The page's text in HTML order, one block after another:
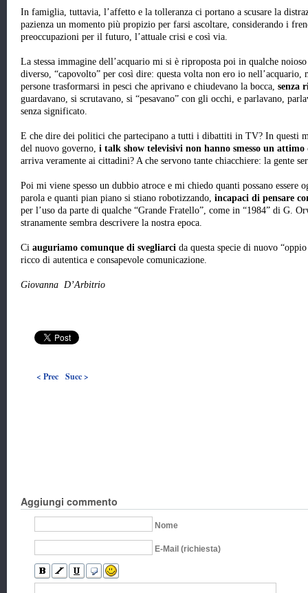
In famiglia, tuttavia, l’affetto e la tolleranza ci portano a scusare la
pazienza un momento più propizio per farsi ascoltare, considerando i
preoccupazioni per il futuro, l’attuale crisi e così via.
La stessa immagine dell’acquario mi si è riproposta poi in qualche
diverso, “capovolto” per così dire: questa volta non ero io
persone trasformarsi in pesci che aprivano e chiudevano la bocca, senza
guardavano, si scrutavano, si “pesavano” con gli occhi, e parlavano,
senza significato.
E che dire dei politici che partecipano a tutti i dibattiti in TV? In questi
del nuovo governo, i talk show televisivi non hanno smesso un
arriva veramente ai cittadini? A che servono tante chiacchiere: la gente
Poi mi viene spesso un dubbio atroce e mi chiedo quanti possano essere
parola e quanti pian piano si stiano robotizzando, incapaci di pensare
per l’uso da parte di qualche “Grande Fratello”, come in “1984” di G.
stranamente sembra descrivere la nostra epoca.
Ci auguriamo comunque di svegliarci da questa specie di nuovo
ricco di autentica e consapevole comunicazione.
Giovanna D’Arbitrio
< Prec Succ >
Aggiungi commento
Nome
E-Mail (richiesta)